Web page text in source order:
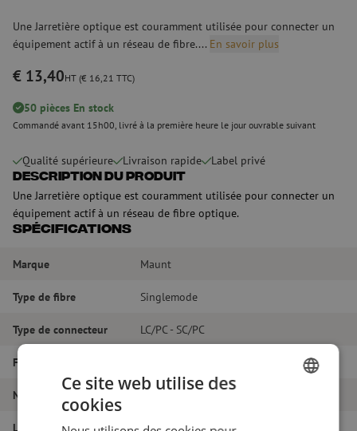
Une Jarretière optique est couramment utilisée pour connecter un
équipement actif à un réseau de fibre.... En savoir plus
€ 13,40HT (€ 16,21 TTC)
50 pièces En stock
Commandé avant 15h00, livré à la première heure le jour ouvrable suivant
Qualité supérieure Livraison rapide Label privé
Description du produit
Une Jarretière optique est couramment utilisée pour connecter un
équipement actif à un réseau de fibre optique.
Spécifications
Marque Maunt
Type de fibre Singlemode
Type de connecteur LC/PC - SC/PC
Fibretype
Nombre de fibres Duplex
Longueur 23m
Ce site web utilise des
cookies